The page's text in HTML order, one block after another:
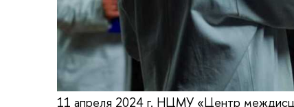
11 апреля 2024 г. НЦМУ «Центр